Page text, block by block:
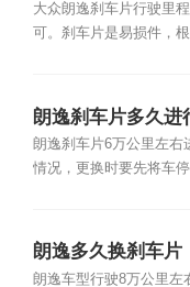
大众朗逸刹车片行驶里
可。刹车片是易损件，
朗逸刹车片多久进
朗逸刹车片6万公里左右
情况，更换时要先将车
朗逸多久换刹车片
朗逸车型行驶8万公里左